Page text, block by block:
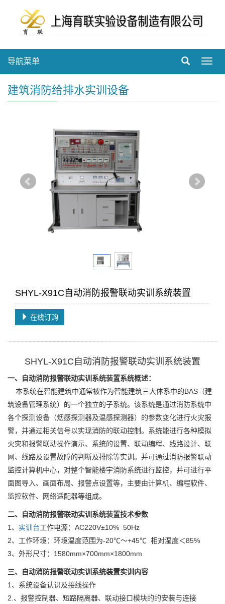
导航菜单
建筑消防给排水实训设备
SHYL-X91C自动消防报警联动实训系统装置
在线订购
SHYL-X91C自动消防报警联动实训系统装置
一、自动消防报警联动实训系统装置系统概述：
本系统在智能建筑中通常被作为智能建筑三大体系中的BAS（建
筑设备管理系统）的一个独立的子系统。该系统是通过消防系统中
各个探测设备（烟感探测器及温感探测器）的参数变化进行火灾报
警，并通过相关信号以实现消防的联动控制。系统能进行各种模拟
火灾和报警联动操作演示、系统的设置、联动编程、线路设计、联
网、线路及设置故障的判断及排除等实训。并可通过消防报警联动
监控计算机中心，对整个智能楼宇消防系统进行监控，并可进行平
面图导入、画面布局、报警点设置等，主要由计算机、编程软件、
监控软件、网络适配器等组成。
二、自动消防报警联动实训系统装置技术参数
1、 实训台工作电源：AC220V±10% 50Hz
2、工作环境：环境温度范围为-20℃～+45℃ 相对湿度＜85%
3、外形尺寸：1580mm×700mm×1800mm
三、自动消防报警联动实训系统装置实训内容
1、系统设备认识及接线操作
2.、报警控制器、短路隔离器、联动接口模块的的安装与连接